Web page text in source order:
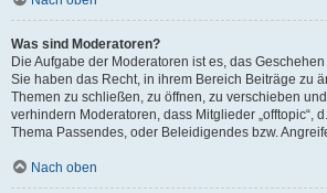
Was sind Moderatoren?
Die Aufgabe der Moderatoren ist es, das
Sie haben das Recht, in ihrem Bereich Beiträge zu
Themen zu schließen, zu öffnen, zu verschieben
verhindern Moderatoren, dass Mitglieder „offtopic“,
Thema Passendes, oder Beleidigendes bzw.
Nach oben